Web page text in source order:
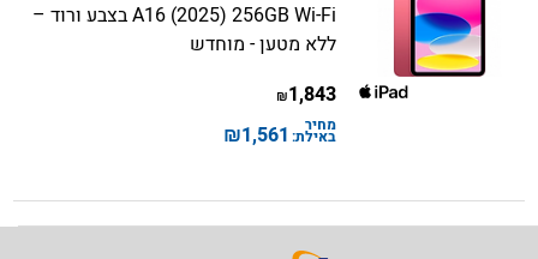
A16 (2025) 256GB Wi-Fi בצבע ורוד –
ללא מטען - מוחדש
1,843
₪
מחיר
באילת: 1,561
₪